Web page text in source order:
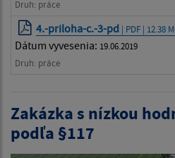
Druh: práce
4.-priloha-c.-3-pd | PDF | 12.38
Dátum vyvesenia: 19.06.2019
Druh: práce
Zakázka s nízkou
podľa §117